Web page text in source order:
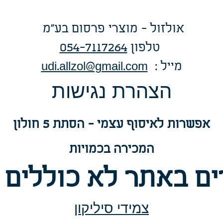
אולזול - מוצרי פרסום בע"מ
טלפון054-7117264
udi.allzol@gmail.com
: מייל
הצהרת נגישות
אפשרות לאיסוף עצמי - הסתת 5 חולון
המכירה בכמויות
באתר לא
צמידי סיליקון